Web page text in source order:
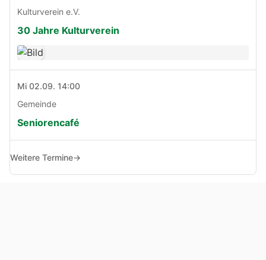
Kulturverein e.V.
30 Jahre Kulturverein
Mi 02.09. 14:00
Gemeinde
Seniorencafé
Weitere Termine→